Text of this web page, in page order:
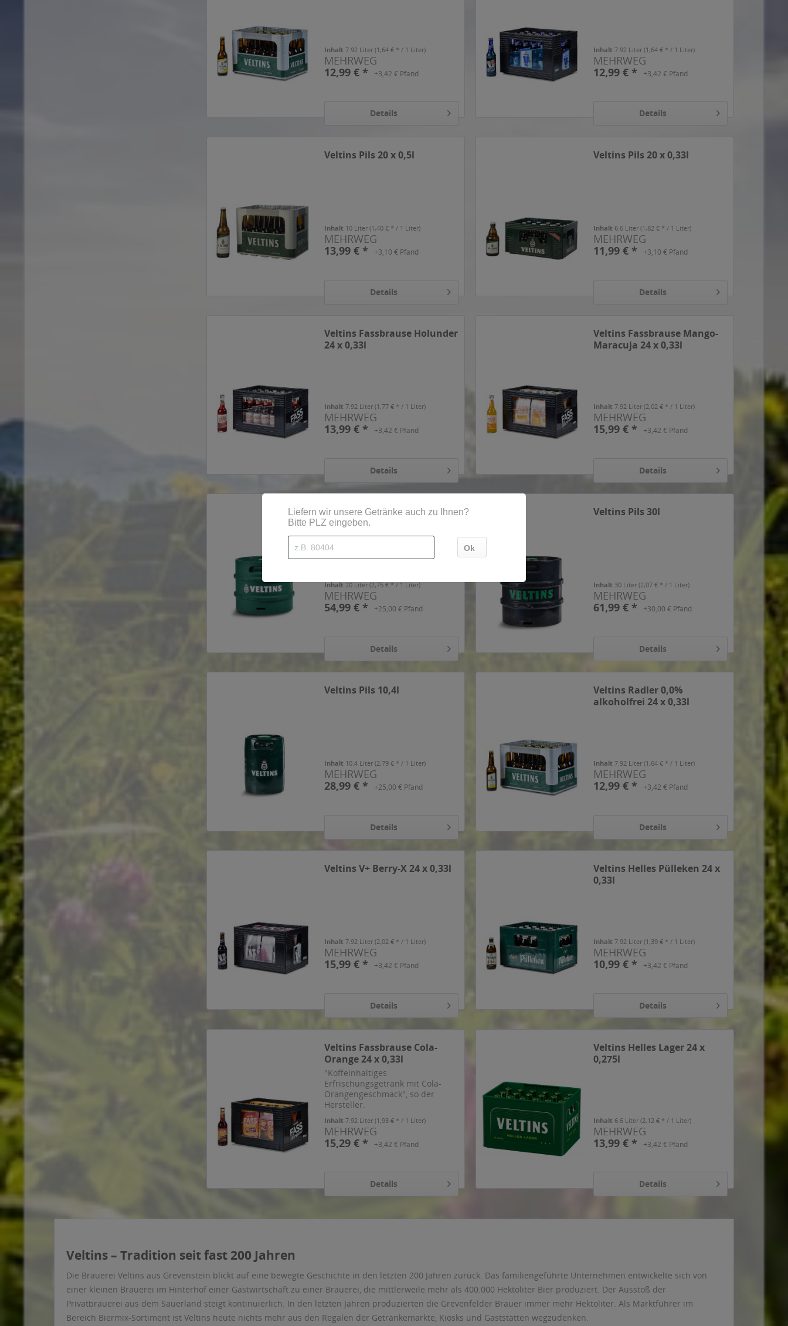
Inhalt7.92 Liter(1,64 € * / 1 Liter)
MEHRWEG
12,99 € *
+3,42 € Pfand
Details
Inhalt7.92 Liter(1,64 € * / 1 Liter)
MEHRWEG
12,99 € *
+3,42 € Pfand
Details
Veltins Pils 20 x 0,5l
Inhalt 10 Liter(1,40 € * / 1 Liter)
MEHRWEG
13,99 € *
+3,10 € Pfand
Details
Veltins Pils 20 x 0,33l
Inhalt 6.6 Liter(1,82 € * / 1 Liter)
MEHRWEG
11,99 € *
+3,10 € Pfand
Details
Veltins Fassbrause Holunder
24 x 0,33l
Inhalt7.92 Liter(1,77 € * / 1 Liter)
MEHRWEG
13,99 € *
+3,42 € Pfand
Details
Veltins Fassbrause Mango-
Maracuja 24 x 0,33l
Inhalt7.92 Liter(2,02 € * / 1 Liter)
MEHRWEG
15,99 € *
+3,42 € Pfand
Details
Veltins Pils 20l
Inhalt20 Liter(2,75 € * / 1 Liter)
MEHRWEG
54,99 € *
+25,00 € Pfand
Details
Veltins Pils 30l
Inhalt 30 Liter(2,07 € * / 1 Liter)
MEHRWEG
61,99 € *
+30,00 € Pfand
Details
Veltins Pils 10,4l
Inhalt 10.4 Liter(2,79 € * / 1 Liter)
MEHRWEG
28,99 € *
+25,00 € Pfand
Details
Veltins Radler 0,0%
alkoholfrei 24 x 0,33l
Inhalt7.92 Liter(1,64 € * / 1 Liter)
MEHRWEG
12,99 € *
+3,42 € Pfand
Details
Veltins V+ Berry-X 24 x 0,33l
Inhalt7.92 Liter(2,02 € * / 1 Liter)
MEHRWEG
15,99 € *
+3,42 € Pfand
Details
Veltins Helles Pülleken 24 x
0,33l
Inhalt7.92 Liter(1,39 € * / 1 Liter)
MEHRWEG
10,99 € *
+3,42 € Pfand
Details
Veltins Fassbrause Cola-
Orange 24 x 0,33l
"Koffeinhaltiges
Erfrischungsgetränk mit Cola-
Orangengeschmack", so der
Hersteller.
Inhalt7.92 Liter(1,93 € * / 1 Liter)
MEHRWEG
15,29 € *
+3,42 € Pfand
Details
Veltins Helles Lager 24 x
0,275l
Inhalt 6.6 Liter(2,12 € * / 1 Liter)
MEHRWEG
13,99 € *
+3,42 € Pfand
Details
Veltins – Tradition seit fast 200 Jahren
Die Brauerei Veltins aus Grevenstein blickt auf eine bewegte Geschichte in den letzten 200 Jahren zurück. Das familiengeführte Unternehmen entwickelte sich von
einer kleinen Brauerei im Hinterhof einer Gastwirtschaft zu einer Brauerei, die mittlerweile mehr als 400.000 Hektoliter Bier produziert. Der Ausstoß der
Privatbrauerei aus dem Sauerland steigt kontinuierlich. In den letzten Jahren produzierten die Grevenfelder Brauer immer mehr Hektoliter. Als Marktführer im
Bereich Biermix-Sortiment ist Veltins heute nichts mehr aus den Regalen der Getränkemarkte, Kiosks und Gaststätten wegzudenken.